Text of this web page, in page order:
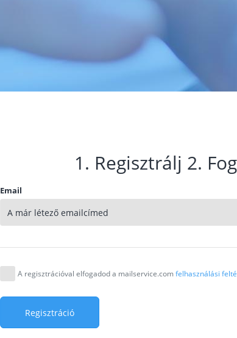
1. Regisztrálj 2.
Email
A regisztrációval elfogadod a mailservice.comfelhasználási
Regisztráció